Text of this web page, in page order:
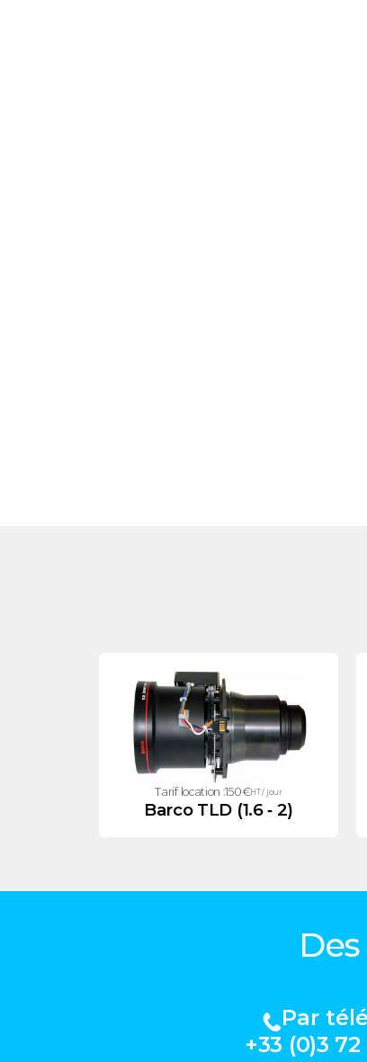
Tarif location :150€HT / jour
Barco TLD (1.6 ‑ 2)
Par
+33 (0)3